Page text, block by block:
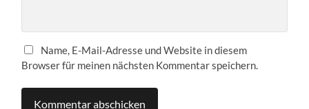
Name, E-Mail-Adresse und Website in diesem
Browser für meinen nächsten Kommentar speichern.